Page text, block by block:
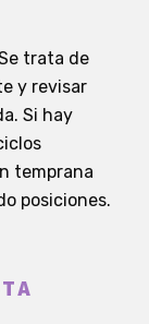
trata de
y revisar
Si hay
temprana
posiciones.